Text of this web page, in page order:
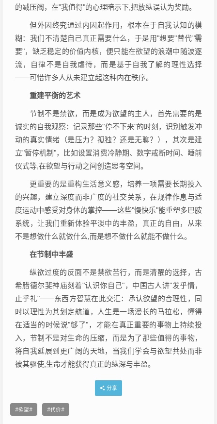
的减压阀，在"我值得"的心理暗示下,把放纵误认为奖励。
但外因终究通过内因起作用，根本在于自我认知的模
糊：我们不清楚自己真正需要什么，于是用"想要"替代"需
要"，缺乏稳定的价值内核，便只能在欲望的浪潮中随波逐
流，自律不是自我虐待，而是基于自我了解的理性选择
——可惜许多人从未建立起这种内在秩序。
重建平衡的艺术
节制不是禁欲，而是成为欲望的主人，首先需要的是
诚实的自我观察：记录那些"停不下来"的时刻，识别触发冲
动的真实情绪（是压力？孤独？还是无聊？），其次是建
立"暂停机制"，比如设置消费冷静期、数字戒断时间、睡前
仪式等,在欲望与行动之间创造思考空间。
更重要的是重构生活意义感，培养一项需要长期投入
的兴趣，建立深度而非广度的社交关系，在规律作息与适
度运动中感受对身体的掌控——这些"慢快乐"能重塑多巴胺
系统，让我们重新体验平淡中的丰盈，真正的自由，从来
不是想做什么就做什么,而是想不做什么就能不做什么。
在节制中丰盛
纵欲过度的反面不是禁欲苦行，而是清醒的选择，古
希腊德尔斐神庙刻着"认识你自己"，中国古人讲"发乎情，
止乎礼"——东西方智慧在此交汇：承认欲望的合理性，同
时以理性为其划定航道，人生是一场漫长的马拉松，懂得
在适当的时候说"够了"，才能在真正重要的事物上持续投
入，节制不是对生命的压缩，而是为了那些值得的事物，
将自我延展到更广阔的天地，当我们学会与欲望共处而非
被其驱使,生命才能获得真正的纵深与丰盈。
分享
欲望 代价